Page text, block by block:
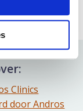
Clinics
door Andros